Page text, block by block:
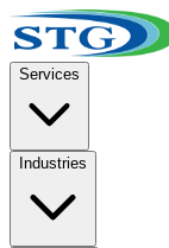
Services
Industries